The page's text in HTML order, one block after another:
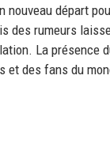
nouveau départ
des rumeurs
La présence
et des fans du